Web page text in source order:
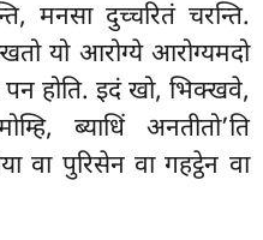
मनसा दुच्चरितं चरन्ति.
यो आरोग्ये आरोग्यमदो
पन होति. इदं खो, भिक्खवे,
ब्याधिं अनतीतो’ति
वा पुरिसेन वा गहट्ठेन वा